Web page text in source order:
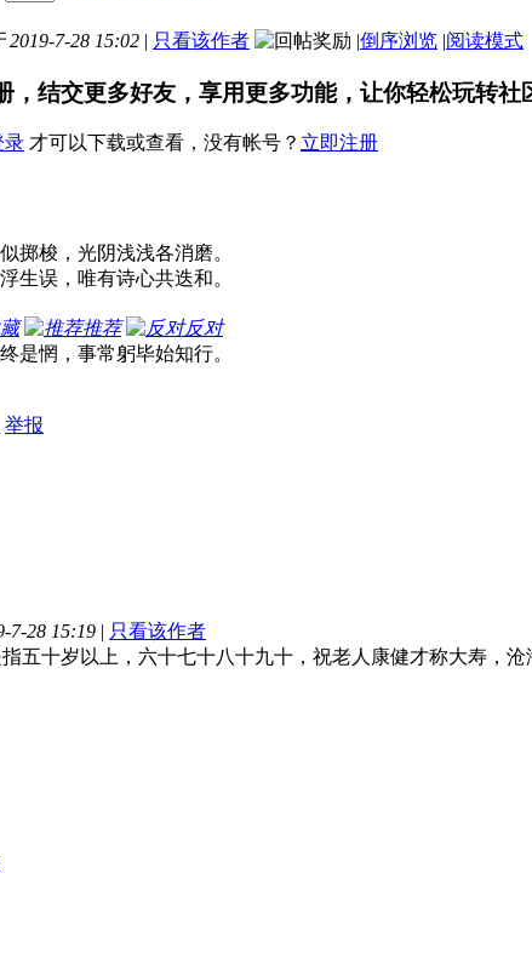
2019-7-28 15:02 | 只看该作者 |倒序浏览 |阅读模式
，结交更多好友，享用更多功能，让你轻松玩转社
录 才可以下载或查看，没有帐号？ 立即注册
掷梭，光阴浅浅各消磨。
生误，唯有诗心共迭和。
推荐
反对
是惘，事常躬毕始知行。
举报
7-28 15:19 | 只看该作者
指五十岁以上，六十七十八十九十，祝老人康健才称大寿，